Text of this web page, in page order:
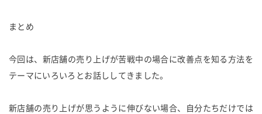
まとめ
今回は、新店舗の売り上げが苦戦中の場合に改善点を知る方法を
テーマにいろいろとお話ししてきました。
新店舗の売り上げが思うように伸びない場合、自分たちだけでは